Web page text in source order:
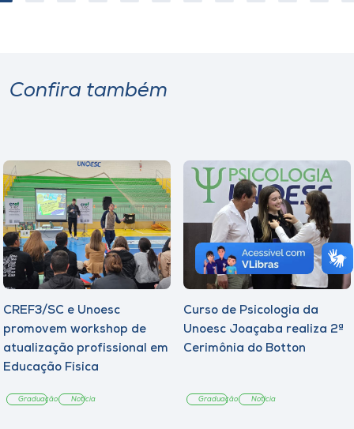
Confira também
CREF3/SC e Unoesc
promovem workshop de
atualização profissional em
Educação Física
Graduação Notícia
Curso de Psicologia da
Unoesc Joaçaba realiza 2ª
Cerimônia do Botton
Graduação Notícia